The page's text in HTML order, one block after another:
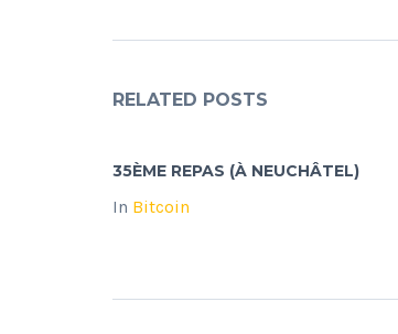
RELATED POSTS
35ÈME REPAS (À NEUCHÂTEL)
In Bitcoin